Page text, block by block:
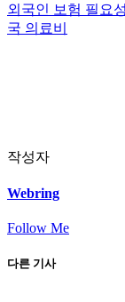
외국인 보험 필요성
국 의료비
작성자
Webring
Follow Me
다른 기사